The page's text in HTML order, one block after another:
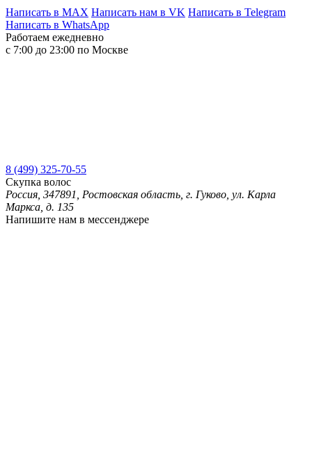
Написать в MAX Написать нам в VK Написать в Telegram
Написать в WhatsApp
Работаем ежедневно
с 7:00 до 23:00 по Москве
8 (499) 325-70-55
Скупка волос
Россия, 347891, Ростовская область, г. Гуково, ул. Карла
Маркса, д. 135
Напишите нам в мессенджере